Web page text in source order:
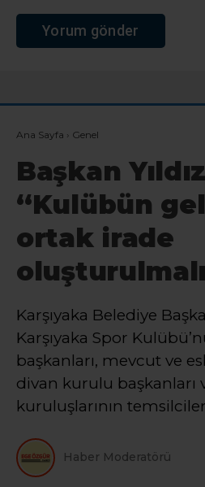
Ana Sayfa › Genel
Başkan
“Kulübün
ortak irade
Karşıyaka Belediye
Karşıyaka Spor
başkanları, mevcut ve
divan kurulu başkanları
kuruluşlarının
Haber Moderatörü